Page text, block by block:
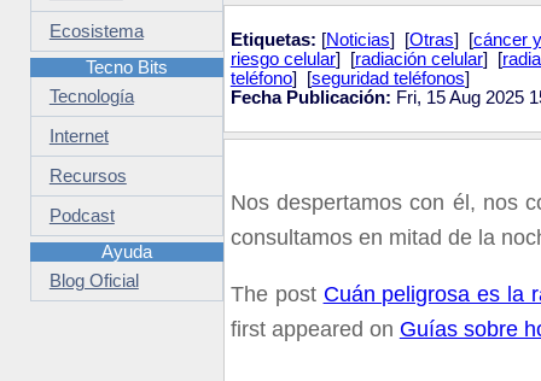
Etiquetas: [Noticias] [Otras] [cáncer
riesgo celular] [radiación celular] [
teléfono] [seguridad teléfonos]
Fecha Publicación: Fri, 15 Aug 2025
Nos despertamos con él, nos
consultamos en mitad de la
The post Cuán peligrosa es la
first appeared on Guías sobre
Ecosistema
Tecno Bits
Tecnología
Internet
Recursos
Podcast
Ayuda
Blog Oficial